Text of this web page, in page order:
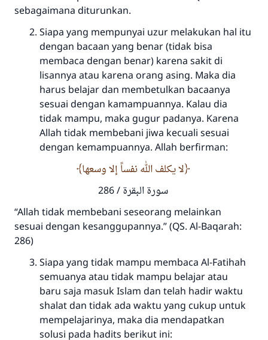
sebagaimana diturunkan.
Siapa yang mempunyai uzur melakukan hal itu
dengan bacaan yang benar (tidak bisa
membaca dengan benar) karena sakit di
lisannya atau karena orang asing. Maka dia
harus belajar dan membetulkan bacaanya
sesuai dengan kamampuannya. Kalau dia
tidak mampu, maka gugur padanya. Karena
Allah tidak membebani jiwa kecuali sesuai
dengan kemampuannya. Allah berfirman:
لا يكلف الله نفساً إلا وسعها
سورةالبقرة / 286
“Allah tidak membebani seseorang melainkan
sesuai dengan kesanggupannya.” (QS. Al-Baqarah:
286)
Siapa yang tidak mampu membaca Al-Fatihah
semuanya atau tidak mampu belajar atau
baru saja masuk Islam dan telah hadir waktu
shalat dan tidak ada waktu yang cukup untuk
mempelajarinya, maka dia mendapatkan
solusi pada hadits berikut ini: